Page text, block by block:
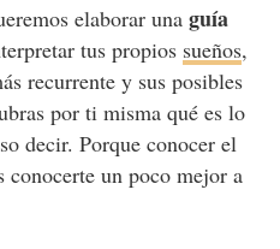
elaborar una guía
tus propios sueños,
recurrente y sus posibles
por ti misma qué es lo
decir. Porque conocer el
conocerte un poco mejor a